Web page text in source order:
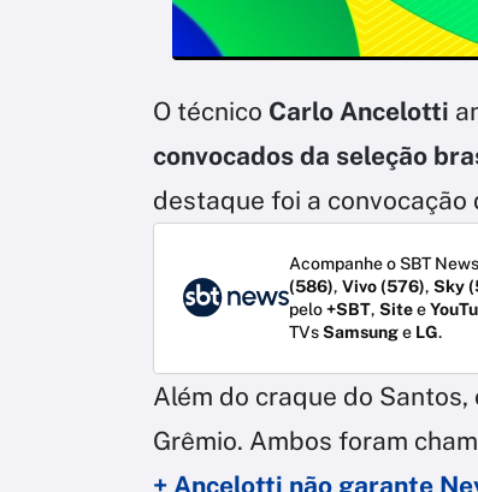
O técnico Carlo Ancelotti
convocados da seleção
destaque foi a convocação
Acompanhe o SBT
(586), Vivo (576), Sky
pelo+SBT, Sitee
TVsSamsunge LG.
Além do craque do
Grêmio. Ambos foram
+ Ancelotti não garante